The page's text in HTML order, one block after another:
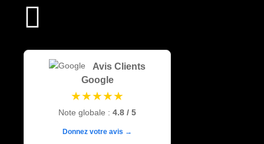

Avis Clients
Google
★★★★★
Note globale : 4.8 / 5
Donnez votre avis →